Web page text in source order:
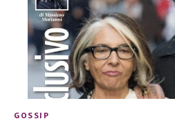
GOSSIP